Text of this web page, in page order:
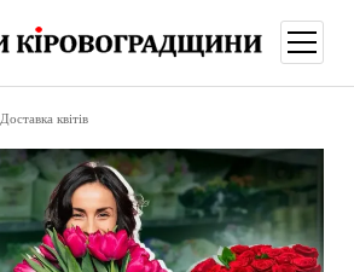
меню
Доставка квітів